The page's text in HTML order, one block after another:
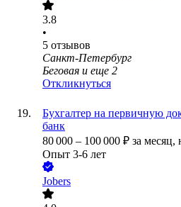
3.8
•
5 отзывов
Санкт-Петербург
Беговая и еще 2
Откликнуться
Бухгалтер на первичную
банк
80 000 – 100 000 ₽ за месяц,
Опыт 3-6 лет
Jobers